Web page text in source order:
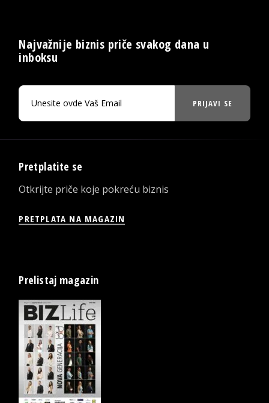
Najvažnije biznis priče svakog dana u
inboksu
PRIJAVI SE
Pretplatite se
Otkrijte priče koje pokreću biznis
PRETPLATA NA MAGAZIN
Prelistaj magazin